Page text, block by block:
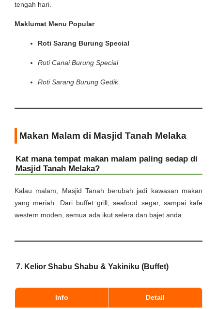
tengah hari.
Maklumat Menu Popular
Roti Sarang Burung Special
Roti Canai Burung Special
Roti Sarang Burung Gedik
Makan Malam di Masjid Tanah Melaka
Kat mana tempat makan malam paling sedap di
Masjid Tanah Melaka?
Kalau malam, Masjid Tanah berubah jadi kawasan makan
yang meriah. Dari buffet grill, seafood segar, sampai kafe
western moden, semua ada ikut selera dan bajet anda.
7. Kelior Shabu Shabu & Yakiniku (Buffet)
Info Detail